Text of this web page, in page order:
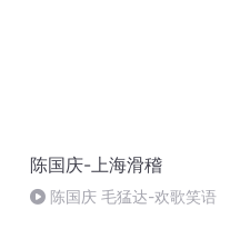
陈国庆-上海滑稽
陈国庆 毛猛达-欢歌笑语